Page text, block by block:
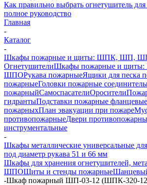
Как правильно выбрать огнетушитель для
полное руководство
Главная
-
Каталог
-
Шкафы пожарные и щиты: ШПК, ШП,
ОгнетушителиШкафы пожарные и
ШПОРукава пожарныеЯщики для песка
пожарныеГоловки пожарные
пожарныйСамоспасателиОросители
гидрантыПодставки пожарные фланцевые
пожарныхПлан эвакуации при пожаре
противопожарныеДвери
инструментальные
-
Шкафы металлические универсальные
под диаметр рукава 51 и 66 мм
Шкафы для хранения огнетушителей,
ШПОЩиты и стенды пожарные
-Шкаф пожарный ШП-03-12 (ШПК-320-